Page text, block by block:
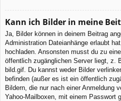
Kann ich Bilder in meine
Ja, Bilder können in deinem Beitrag
Administration Dateianhänge erlaubt
hochladen. Ansonsten musst du zu
öffentlich zugänglichen Server liegt, z.
bild.gif. Du kannst weder Bilder
befinden (außer es ist ein öffentlich
Bildern, die nur nach einer Anmeldung
Yahoo-Mailboxen, mit einem Passwort